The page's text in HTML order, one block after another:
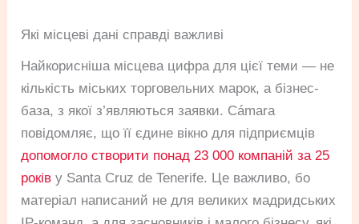
Які місцеві дані справді важливі
Найкорисніша місцева цифра для цієї теми — не
кількість міських торговельних марок, а бізнес-
база, з якої з’являються заявки. Cámara
повідомляє, що її єдине вікно для підприємців
допомогло створити понад 23 000 компаній за 25
років у Santa Cruz de Tenerife. Це важливо, бо
матеріал написаний не для великих мадридських